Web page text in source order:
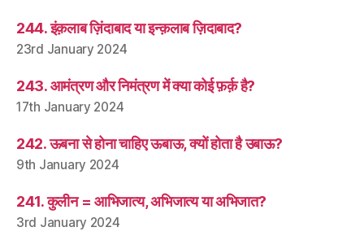
244. इंक़लाब ज़िंदाबाद या इन्क़लाब ज़िदाबाद?
23rd January 2024
243. आमंत्रण और निमंत्रण में क्या कोई फ़र्क़ है?
17th January 2024
242. ऊबना से होना चाहिए ऊबाऊ, क्यों होता है उबाऊ?
9th January 2024
241. कुलीन = आभिजात्य, अभिजात्य या अभिजात?
3rd January 2024